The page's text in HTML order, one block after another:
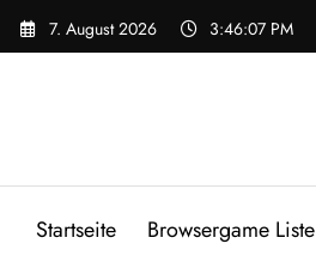
Zum
Inhalt
7. August 2026 3:46:07 PM
Startseite Browsergame Liste